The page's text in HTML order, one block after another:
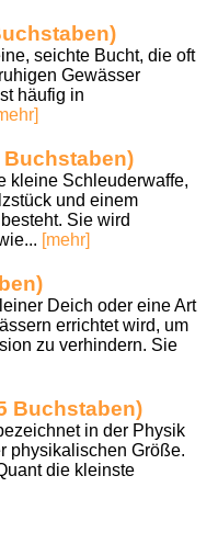
seichte Bucht, die oft
Gewässer
häufig in
Buchstaben)
kleine Schleuderwaffe,
und einem
Sie wird
[mehr]
Deich oder eine Art
errichtet wird, um
zu verhindern. Sie
Buchstaben)
in der Physik
physikalischen Größe.
die kleinste